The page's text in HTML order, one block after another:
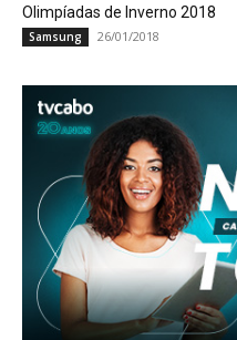
Olimpíadas de Inverno 2018
Samsung 26/01/2018